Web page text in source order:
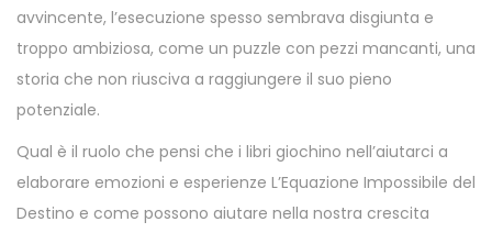
avvincente, l’esecuzione spesso sembrava disgiunta e
troppo ambiziosa, come un puzzle con pezzi mancanti, una
storia che non riusciva a raggiungere il suo pieno
potenziale.
Qual è il ruolo che pensi che i libri giochino nell’aiutarci a
elaborare emozioni e esperienze L’Equazione Impossibile del
Destino e come possono aiutare nella nostra crescita